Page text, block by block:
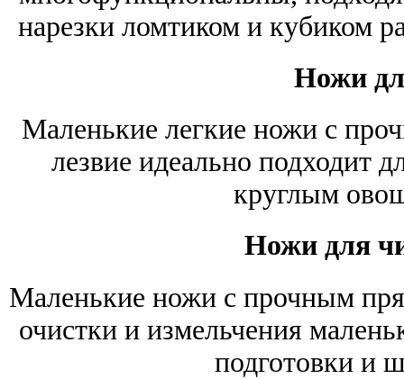
нарезки ломтиком и кубиком
Ножи
Маленькие легкие ножи с
лезвие идеально подходит
круглым
Ножи для
Маленькие ножи с прочным
очистки и измельчения
подготовки и